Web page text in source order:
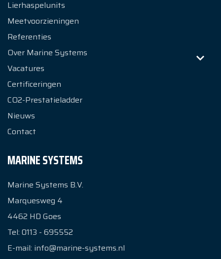
Lierhaspelunits
Meetvoorzieningen
Referenties
Over Marine Systems
Vacatures
Certificeringen
CO2-Prestatieladder
Nieuws
Contact
MARINE SYSTEMS
Marine Systems B.V.
Marquesweg 4
4462 HD Goes
Tel: 0113 - 695552
E-mail: info@marine-systems.nl